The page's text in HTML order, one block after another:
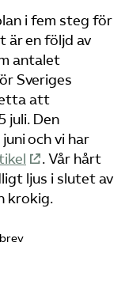
i fem steg för
är en följd av
antalet
Sveriges
att
juli. Den
och vi har
. Vår hårt
ljus i slutet av
krokig.